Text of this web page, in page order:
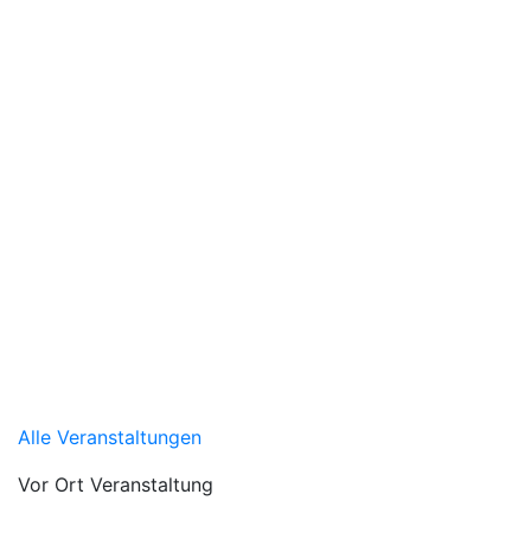
Alle Veranstaltungen
Vor Ort Veranstaltung